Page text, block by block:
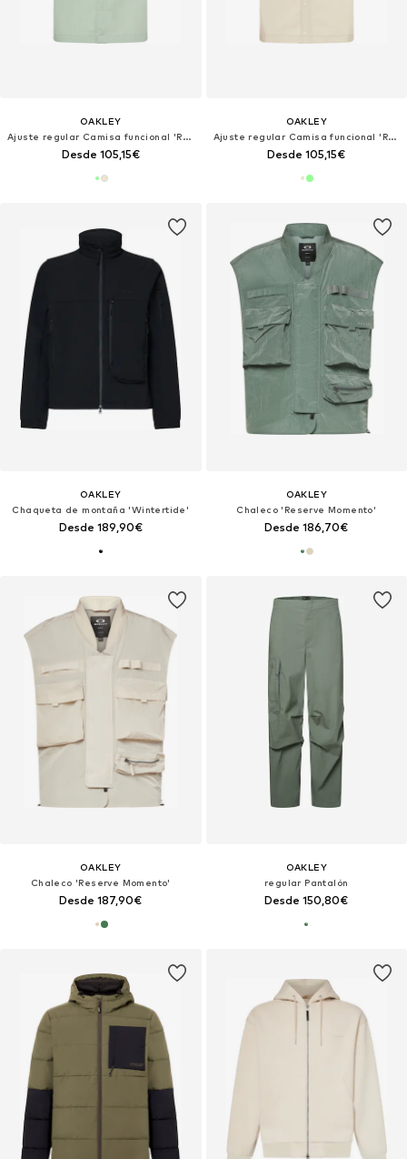
OAKLEY
Ajuste regular Camisa funcional 'Reserve Momento'
Desde 105,15€
OAKLEY
Ajuste regular Camisa funcional 'Reserve Momento'
Desde 105,15€
OAKLEY
Chaqueta de montaña 'Wintertide'
Desde 189,90€
OAKLEY
Chaleco 'Reserve Momento'
Desde 186,70€
OAKLEY
Chaleco 'Reserve Momento'
Desde 187,90€
OAKLEY
regular Pantalón
Desde 150,80€